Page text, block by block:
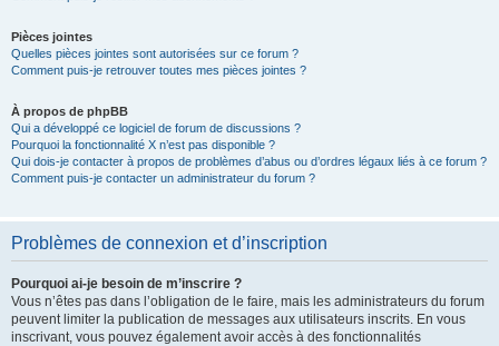
Pièces jointes
Quelles pièces jointes sont autorisées sur ce forum ?
Comment puis-je retrouver toutes mes pièces jointes ?
À propos de phpBB
Qui a développé ce logiciel de forum de discussions ?
Pourquoi la fonctionnalité X n’est pas disponible ?
Qui dois-je contacter à propos de problèmes d’abus ou d’ordres légaux liés à ce forum ?
Comment puis-je contacter un administrateur du forum ?
Problèmes de connexion et d’inscription
Pourquoi ai-je besoin de m’inscrire ?
Vous n’êtes pas dans l’obligation de le faire, mais les administrateurs du forum
peuvent limiter la publication de messages aux utilisateurs inscrits. En vous
inscrivant, vous pouvez également avoir accès à des fonctionnalités